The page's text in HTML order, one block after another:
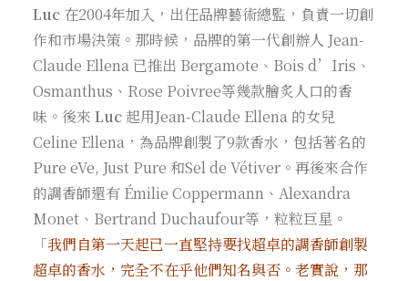
Luc 在2004年加入，出任品牌藝術總監，負責一切創
作和市場決策。那時候，品牌的第一代創辦人 Jean-
Claude Ellena 已推出 Bergamote、Bois d’Iris、
Osmanthus、Rose Poivree等幾款膾炙人口的香
味。後來 Luc 起用Jean-Claude Ellena 的女兒
Celine Ellena，為品牌創製了9款香水，包括著名的
Pure eVe, Just Pure 和Sel de Vétiver。再後來合作
的調香師還有 Émilie Coppermann、Alexandra
Monet、Bertrand Duchaufour等，粒粒巨星。
「我們自第一天起已一直堅持要找超卓的調香師創製
超卓的香水，完全不在乎他們知名與否。老實說，那